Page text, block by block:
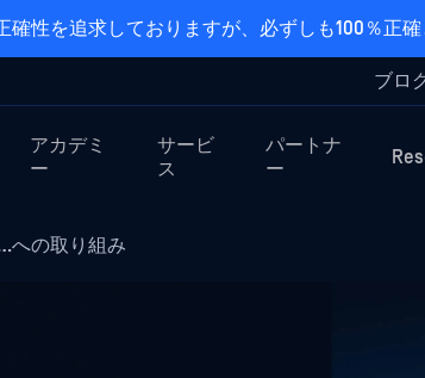
性を追求しておりますが、必ずしも100％正
ブロ
アカデミ
ー
サービ
ス
パートナ
ー
への取り組み